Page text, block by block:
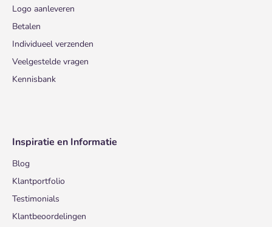
Logo aanleveren
Betalen
Individueel verzenden
Veelgestelde vragen
Kennisbank
Inspiratie en Informatie
Blog
Klantportfolio
Testimonials
Klantbeoordelingen